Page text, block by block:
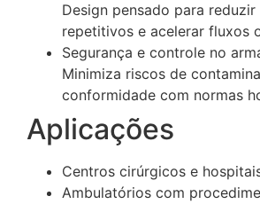
Design pensado para
repetitivos e acelerar fluxos
Segurança e controle no
Minimiza riscos de
conformidade com normas
Aplicações
Centros cirúrgicos e
Ambulatórios com